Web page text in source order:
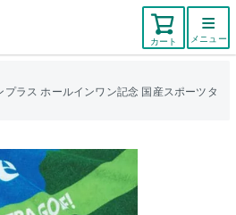
カート メニュー
ラス ホールインワン記念 国産スポーツタ